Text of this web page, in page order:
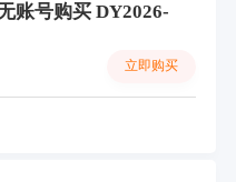
账号购买 DY2026-
立即购买